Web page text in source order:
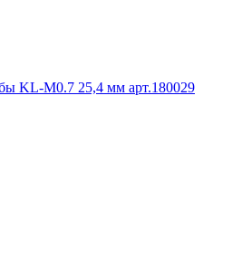
KL-M0.7 25,4 мм арт.180029